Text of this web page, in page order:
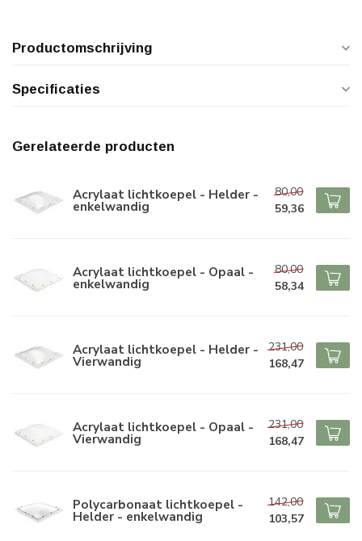
Productomschrijving
Specificaties
Gerelateerde producten
Acrylaat lichtkoepel - Helder -
enkelwandig
80,00
59,36
Acrylaat lichtkoepel - Opaal -
enkelwandig
80,00
58,34
Acrylaat lichtkoepel - Helder -
Vierwandig
231,00
168,47
Acrylaat lichtkoepel - Opaal -
Vierwandig
231,00
168,47
Polycarbonaat lichtkoepel -
Helder - enkelwandig
142,00
103,57